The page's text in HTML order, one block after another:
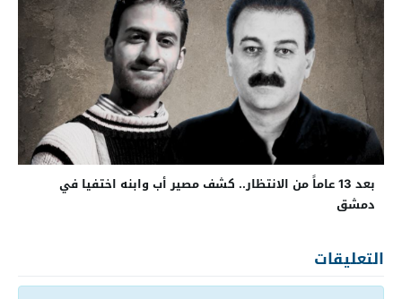
بعد 13 عاماً من الانتظار.. كشف مصير أب وابنه اختفيا في
دمشق
التعليقات